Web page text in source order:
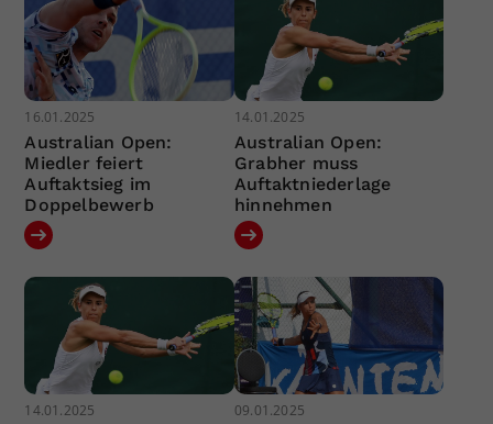
16.01.2025
Australian Open:
Miedler feiert
Auftaktsieg im
Doppelbewerb
14.01.2025
Australian Open:
Grabher muss
Auftaktniederlage
hinnehmen
14.01.2025 09.01.2025